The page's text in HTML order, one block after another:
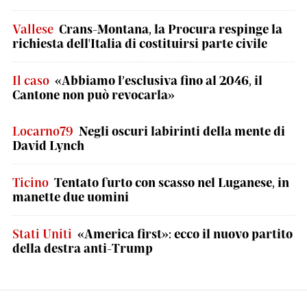
Vallese Crans-Montana, la Procura respinge la
richiesta dell'Italia di costituirsi parte civile
Il caso «Abbiamo l’esclusiva fino al 2046, il
Cantone non può revocarla»
Locarno79 Negli oscuri labirinti della mente di
David Lynch
Ticino Tentato furto con scasso nel Luganese, in
manette due uomini
Stati Uniti «America first»: ecco il nuovo partito
della destra anti-Trump